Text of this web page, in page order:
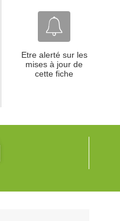
Etre alerté sur les
mises à jour de
cette fiche